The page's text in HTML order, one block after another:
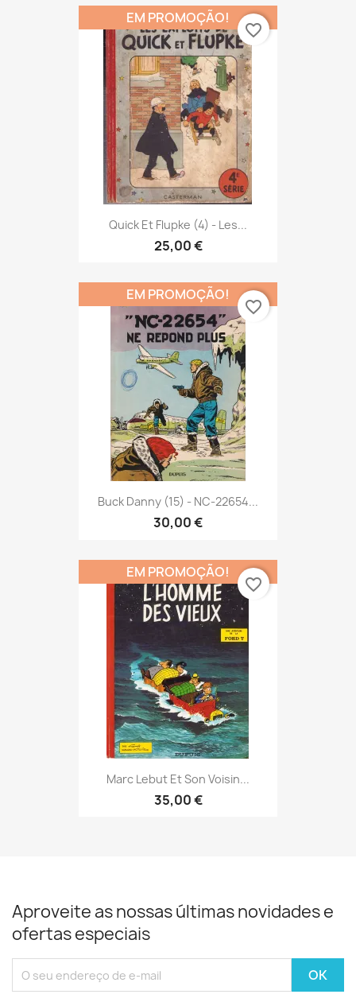
Quick Et Flupke (4) - Les...
25,00 €
EM PROMOÇÃO!
favorite_border
Buck Danny (15) - NC-22654...
30,00 €
EM PROMOÇÃO!
favorite_border
Marc Lebut Et Son Voisin...
35,00 €
EM PROMOÇÃO!
favorite_border
Aproveite as nossas últimas novidades e
ofertas especiais